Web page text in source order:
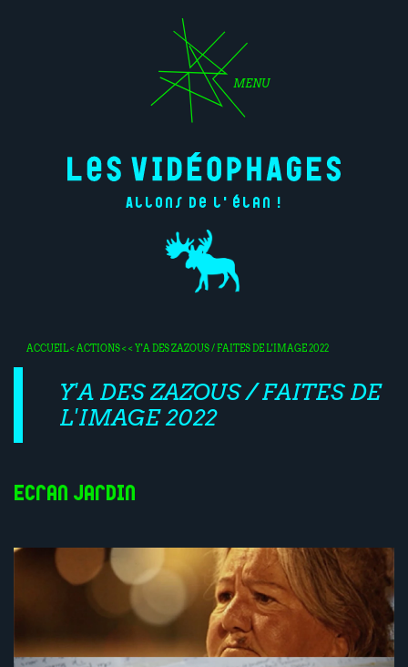
MENU
Allons de l'élan !
ACCUEIL<ACTIONS< < Y'A DES ZAZOUS / FAITES DE L'IMAGE 2022
Y'A DES ZAZOUS / FAITES DE
L'IMAGE 2022
Ecran Jardin